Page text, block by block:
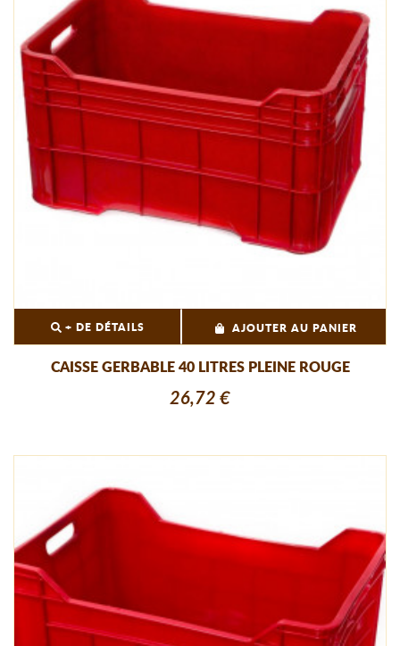
+ DE DÉTAILS AJOUTER AU PANIER
CAISSE GERBABLE 40 LITRES PLEINE ROUGE
26,72 €